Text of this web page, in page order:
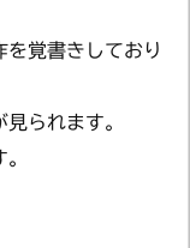
覚書きしており
られます。